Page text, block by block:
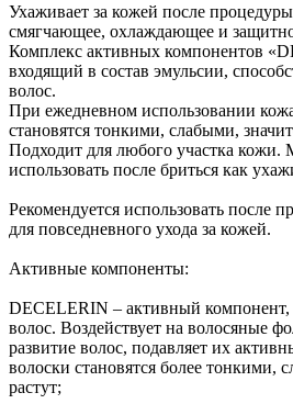
Ухаживает за кожей после
смягчающее, охлаждающее и
Комплекс активных компонентов
входящий в состав эмульсии,
волос.
При ежедневном использовании
становятся тонкими, слабыми,
Подходит для любого участка
использовать после бриться как
Рекомендуется использовать после
для повседневного ухода за кожей.
Активные компоненты:
DECELERIN – активный
волос. Воздействует на волосяные
развитие волос, подавляет их
волоски становятся более тонкими,
растут;